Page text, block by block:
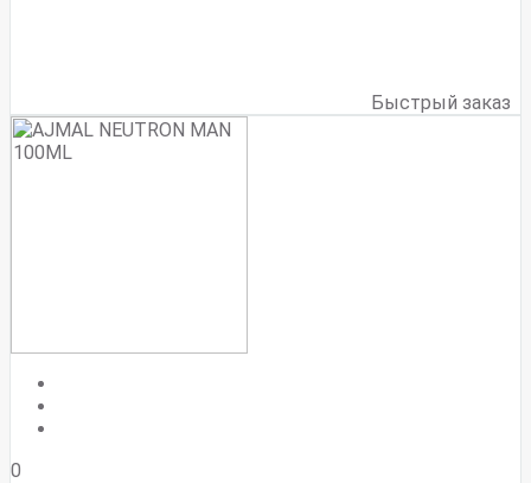
Быстрый заказ
0